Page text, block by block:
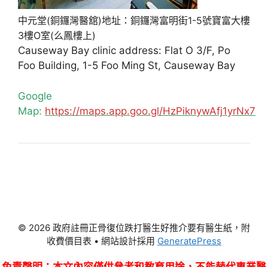
中元堂(銅鑼灣醫舘)地址：銅鑼灣富明街1-5號寶富大樓
3樓O室(么鳳樓上)
Causeway Bay clinic address: Flat O 3/F, Po
Foo Building, 1-5 Foo Ming St, Causeway Bay
Google
Map: https://maps.app.goo.gl/HzPiknywAfj1yrNx7
© 2026 政府註冊正骨復位跌打醫生好推介要有醫生紙，附
收費價目表 • 網站設計採用 GeneratePress